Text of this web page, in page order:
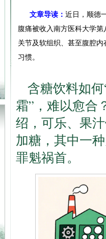
文章导读： 近日，顺德
腹痛被收入南方医科大学
关节及软组织、甚至腹腔
习惯。
含糖饮料如
霜”，难以愈合
绍，可乐、果
加糖，其中一
罪魁祸首。